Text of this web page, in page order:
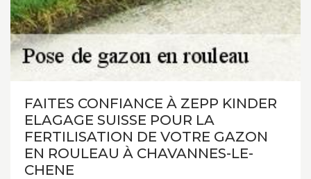
FAITES CONFIANCE À ZEPP KINDER
ELAGAGE SUISSE POUR LA
FERTILISATION DE VOTRE GAZON
EN ROULEAU À CHAVANNES-LE-
CHENE